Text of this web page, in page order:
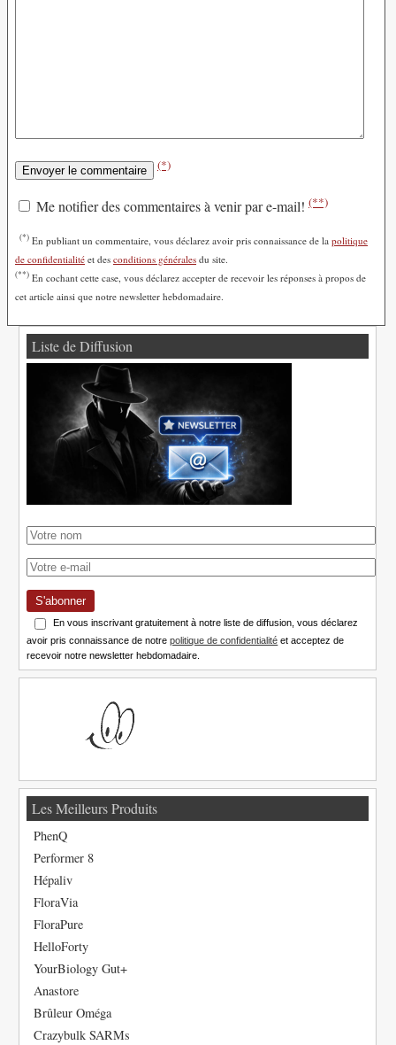
(*)
Me notifier des commentaires à venir par e-mail! (**)
(*) En publiant un commentaire, vous déclarez avoir pris connaissance de la politique
de confidentialité et des conditions générales du site.
(**) En cochant cette case, vous déclarez accepter de recevoir les réponses à propos de
cet article ainsi que notre newsletter hebdomadaire.
Liste de Diffusion
S'abonner
En vous inscrivant gratuitement à notre liste de diffusion, vous déclarez
avoir pris connaissance de notrepolitique de confidentialité et acceptez de
recevoir notre newsletter hebdomadaire.
Les Meilleurs Produits
PhenQ
Performer 8
Hépaliv
FloraVia
FloraPure
HelloForty
YourBiology Gut+
Anastore
Brûleur Oméga
Crazybulk SARMs